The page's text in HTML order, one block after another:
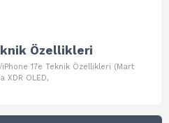
Özellikleri
17e Teknik Özellikleri (Mart
XDR OLED,